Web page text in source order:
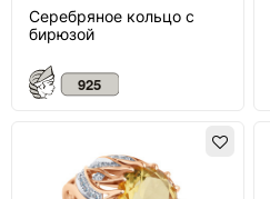
Серебряное кольцо с
бирюзой